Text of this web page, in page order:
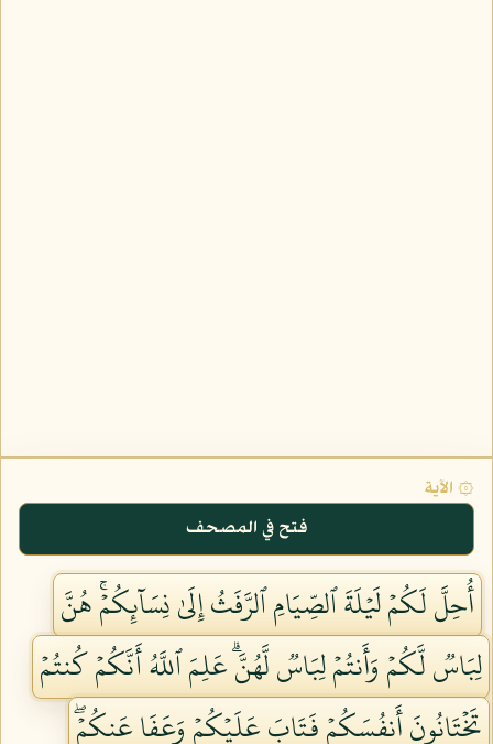
۞ الآية
فتح في المصحف
أُحِلَّ لَكُمۡ لَيۡلَةَ ٱلصِّيَامِ ٱلرَّفَثُ إِلَىٰ نِسَآئِكُمۡۚ هُنَّ
لِبَاسٞ لَّكُمۡ وَأَنتُمۡ لِبَاسٞ لَّهُنَّۗ عَلِمَ ٱللَّهُ أَنَّكُمۡ كُنتُمۡ
تَخۡتَانُونَ أَنفُسَكُمۡ فَتَابَ عَلَيۡكُمۡ وَعَفَا عَنكُمۡۖ